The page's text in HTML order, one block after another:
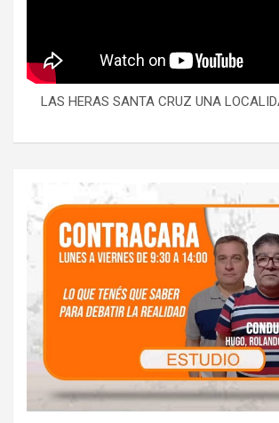
LAS HERAS SANTA CRUZ UNA